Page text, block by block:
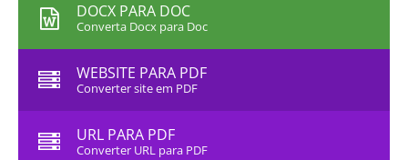
DOCX PARA DOC
Converta Docx para Doc
WEBSITE PARA PDF
Converter site em PDF
URL PARA PDF
Converter URL para PDF